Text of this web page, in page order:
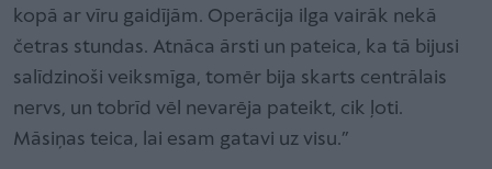
kopā ar vīru gaidījām. Operācija ilga vairāk nekā
četras stundas. Atnāca ārsti un pateica, ka tā bijusi
salīdzinoši veiksmīga, tomēr bija skarts centrālais
nervs, un tobrīd vēl nevarēja pateikt, cik ļoti.
Māsiņas teica, lai esam gatavi uz visu.”